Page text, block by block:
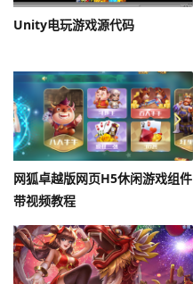
Unity电玩游戏源代码
网狐卓越版网页H5休闲游戏组件
带视频教程